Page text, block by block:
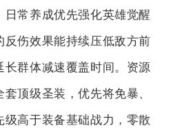
常养成优先强化英雄觉醒
伤效果能持续压低敌方前
群体减速覆盖时间。资源
顶级圣装，优先将免暴、
高于装备基础战力，零散